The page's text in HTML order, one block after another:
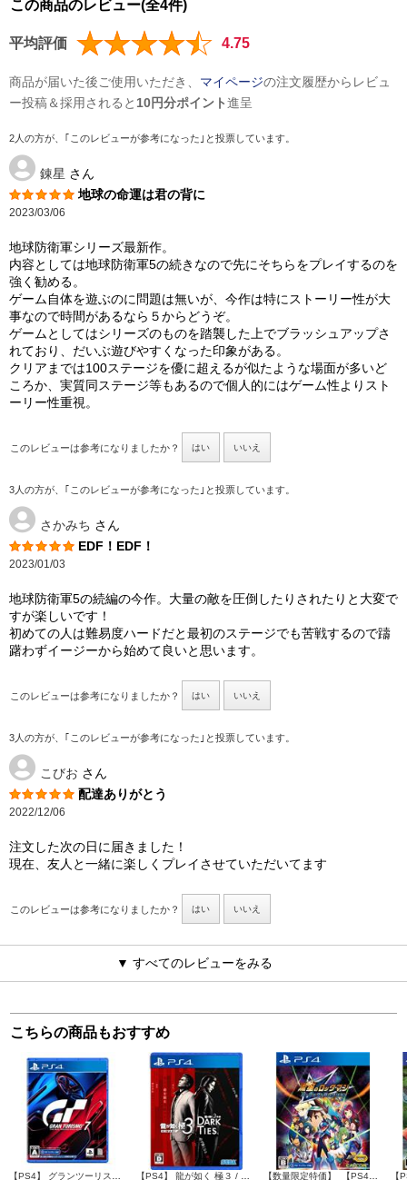
この商品のレビュー(全4件)
平均評価 4.75
商品が届いた後ご使用いただき、 マイページの注文履歴からレビュ
ー投稿＆採用されると 10円分ポイント進呈
2人の方が、｢このレビューが参考になった｣と投票しています。
錬星 さん
地球の命運は君の背に
2023/03/06
地球防衛軍シリーズ最新作。
内容としては地球防衛軍5の続きなので先にそちらをプレイするのを
強く勧める。
ゲーム自体を遊ぶのに問題は無いが、今作は特にストーリー性が大
事なので時間があるなら５からどうぞ。
ゲームとしてはシリーズのものを踏襲した上でブラッシュアップさ
れており、だいぶ遊びやすくなった印象がある。
クリアまでは100ステージを優に超えるが似たような場面が多いど
ころか、実質同ステージ等もあるので個人的にはゲーム性よりスト
ーリー性重視。
このレビューは参考になりましたか？ はい いいえ
3人の方が、｢このレビューが参考になった｣と投票しています。
さかみち さん
EDF！EDF！
2023/01/03
地球防衛軍5の続編の今作。大量の敵を圧倒したりされたりと大変で
すが楽しいです！
初めての人は難易度ハードだと最初のステージでも苦戦するので躊
躇わずイージーから始めて良いと思います。
このレビューは参考になりましたか？ はい いいえ
3人の方が、｢このレビューが参考になった｣と投票しています。
こびお さん
配達ありがとう
2022/12/06
注文した次の日に届きました！
現在、友人と一緒に楽しくプレイさせていただいてます
このレビューは参考になりましたか？ はい いいえ
▼ すべてのレビューをみる
こちらの商品もおすすめ